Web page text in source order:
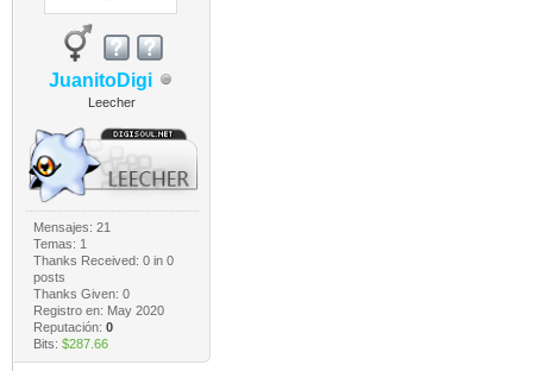
JuanitoDigi
Leecher
Mensajes: 21
Temas: 1
Thanks Received: 0in 0
posts
Thanks Given: 0
Registro en: May 2020
Reputación: 0
Bits: $287.66